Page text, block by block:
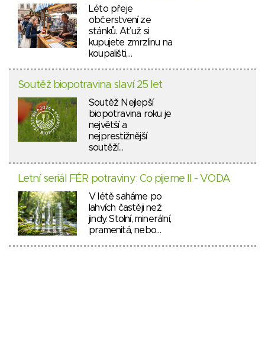
Léto přeje
občerstvení ze
stánků. Ať už si
kupujete zmrzlinu na
koupališti,…
Soutěž biopotravina slaví 25 let
Soutěž Nejlepší
biopotravina roku je
největší a
nejprestižnější
soutěží…
Letní seriál FÉR potraviny: Co pijeme II - VODA
V létě saháme po
lahvích častěji než
jindy. Stolní, minerální,
pramenitá, nebo…